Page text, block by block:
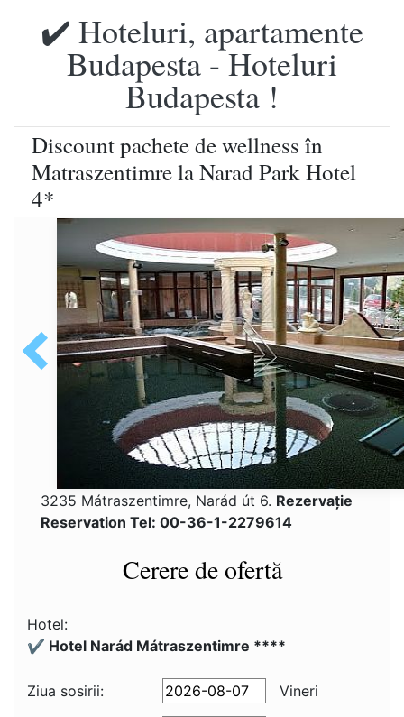
✔️ Hoteluri, apartamente
Budapesta - Hoteluri
Budapesta !
Discount pachete de wellness în
Matraszentimre la Narad Park Hotel
4*
3235 Mátraszentimre, Narád út 6. Rezervaţie
Reservation Tel: 00-36-1-2279614
Cerere de ofertă
Hotel:
✔️ Hotel Narád Mátraszentimre ****
Ziua sosirii: Vineri